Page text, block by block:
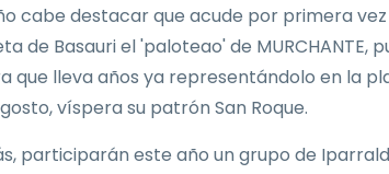
cabe destacar que acude por primera vez
de Basauri el 'paloteao' de MURCHANTE,
que lleva años ya representándolo en la
víspera su patrón San Roque.
participarán este año un grupo de